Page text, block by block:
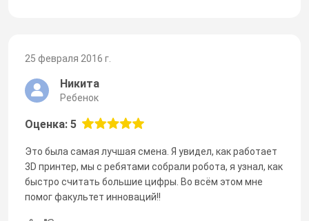
25 февраля 2016 г.
Никита
Ребенок
Оценка: 5
Это была самая лучшая смена. Я увидел, как работает
3D принтер, мы с ребятами собрали робота, я узнал, как
быстро считать большие цифры. Во всём этом мне
помог факультет инноваций!!